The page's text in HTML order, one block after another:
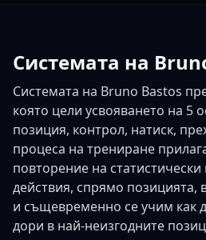
Системата на
Системата на Bruno Bastos
която цели усвояването на 5
позиция, контрол, натиск,
процеса на трениране
повторение на
действия, спрямо позицията,
и същевременно се учим как
дори в най-неизгодните